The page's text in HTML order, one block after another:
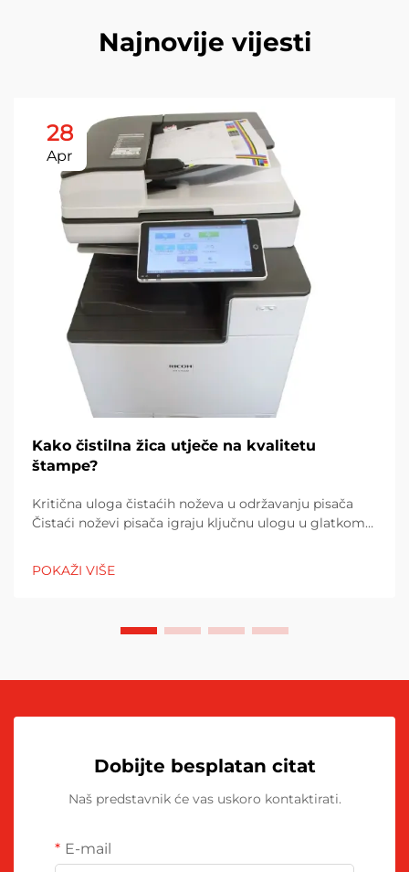
Najnovije vijesti
28
Apr
Kako čistilna žica utječe na kvalitetu
štampe?
Kritična uloga čistaćih noževa u održavanju pisača
Čistaći noževi pisača igraju ključnu ulogu u glatkom
za slikanje. Bez njih, toner se postepeno nakuplja i
počinje uticati na...
POKAŽI VIŠE
Dobijte besplatan citat
Naš predstavnik će vas uskoro kontaktirati.
E-mail